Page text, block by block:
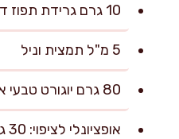
10 גרם גרידת תפוז דקה (מתפוזים שטופים היטב)
5 מ"ל תמצית וניל
80 גרם יוגורט טבעי או שמנת חמוצה
אופציונלי לציפוי: 30 גרם אבקת סוכר